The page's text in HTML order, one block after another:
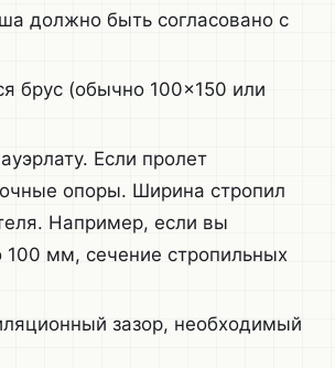
должно быть согласовано с
брус (обычно 100×150 или
Если пролет
опоры. Ширина стропил
Например, если вы
100 мм, сечение стропильных
зазор, необходимый